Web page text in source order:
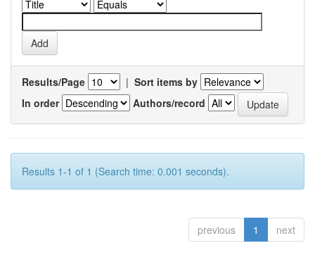
Results/Page | Sort items by
In order
Authors/record
Results 1-1 of 1 (Search time: 0.001 seconds).
previous 1 next